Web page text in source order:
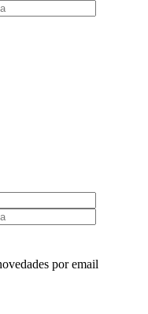
por email